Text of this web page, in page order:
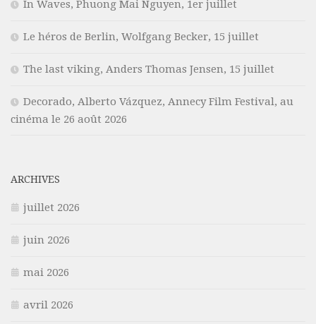
In Waves, Phuong Mai Nguyen, 1er juillet
Le héros de Berlin, Wolfgang Becker, 15 juillet
The last viking, Anders Thomas Jensen, 15 juillet
Decorado, Alberto Vázquez, Annecy Film Festival, au
cinéma le 26 août 2026
ARCHIVES
juillet 2026
juin 2026
mai 2026
avril 2026